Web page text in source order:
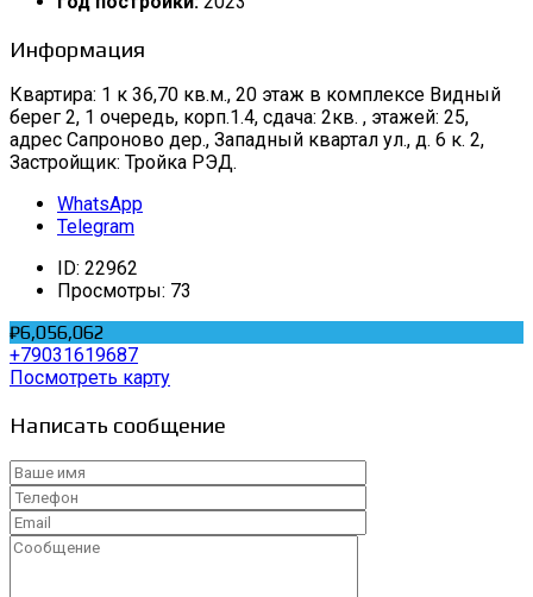
Информация
Квартира: 1 к 36,70 кв.м., 20 этаж в комплексе Видный
берег 2, 1 очередь, корп.1.4, сдача: 2кв. , этажей: 25,
адрес Сапроново дер., Западный квартал ул., д. 6 к. 2,
Застройщик: Тройка РЭД.
WhatsApp
Telegram
ID: 22962
Просмотры: 73
₽6,056,062
+79031619687
Посмотреть карту
Написать сообщение